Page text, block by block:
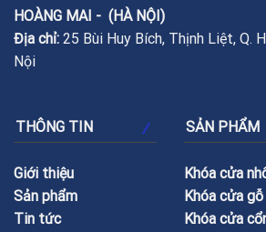
HOÀNG MAI - (HÀ NỘI)
Địa chỉ: 25 Bùi Huy Bích, Thịnh Liệt, Q.
Nội
THÔNG TIN
Giới thiệu
Sản phẩm
Tin tức
SẢN PHẨM
Khóa cửa
Khóa cửa gỗ
Khóa cửa